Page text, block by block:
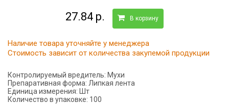
27.84 р. В корзину
Наличие товара уточняйте у менеджера
Стоимость зависит от количества закупемой продукции
Контролируемый вредитель: Мухи
Препаративная форма: Липкая лента
Единица измерения: Шт
Количество в упаковке: 100